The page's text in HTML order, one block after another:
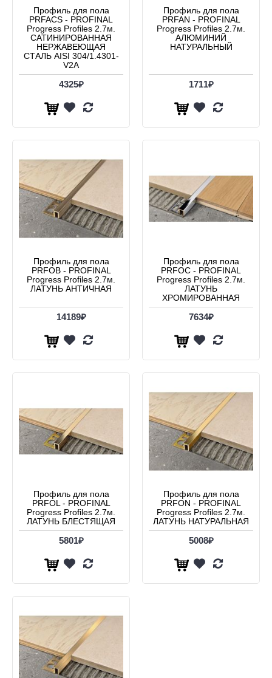
Профиль для пола
PRFACS - PROFINAL
Progress Profiles 2.7м.
САТИНИРОВАННАЯ
НЕРЖАВЕЮЩАЯ
СТАЛЬ AISI 304/1.4301-
V2A
4325₽
Профиль для пола
PRFAN - PROFINAL
Progress Profiles 2.7м.
АЛЮМИНИЙ
НАТУРАЛЬНЫЙ
1711₽
Профиль для пола
PRFOB - PROFINAL
Progress Profiles 2.7м.
ЛАТУНЬ АНТИЧНАЯ
14189₽
Профиль для пола
PRFOC - PROFINAL
Progress Profiles 2.7м.
ЛАТУНЬ
ХРОМИРОВАННАЯ
7634₽
Профиль для пола
PRFOL - PROFINAL
Progress Profiles 2.7м.
ЛАТУНЬ БЛЕСТЯЩАЯ
5801₽
Профиль для пола
PRFON - PROFINAL
Progress Profiles 2.7м.
ЛАТУНЬ НАТУРАЛЬНАЯ
5008₽